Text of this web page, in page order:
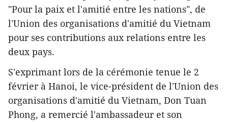
"Pour la paix et l'amitié entre les nations", de
l'Union des organisations d'amitié du Vietnam
pour ses contributions aux relations entre les
deux pays.
S'exprimant lors de la cérémonie tenue le 2
février à Hanoi, le vice-président de l'Union des
organisations d'amitié du Vietnam, Don Tuan
Phong, a remercié l'ambassadeur et son